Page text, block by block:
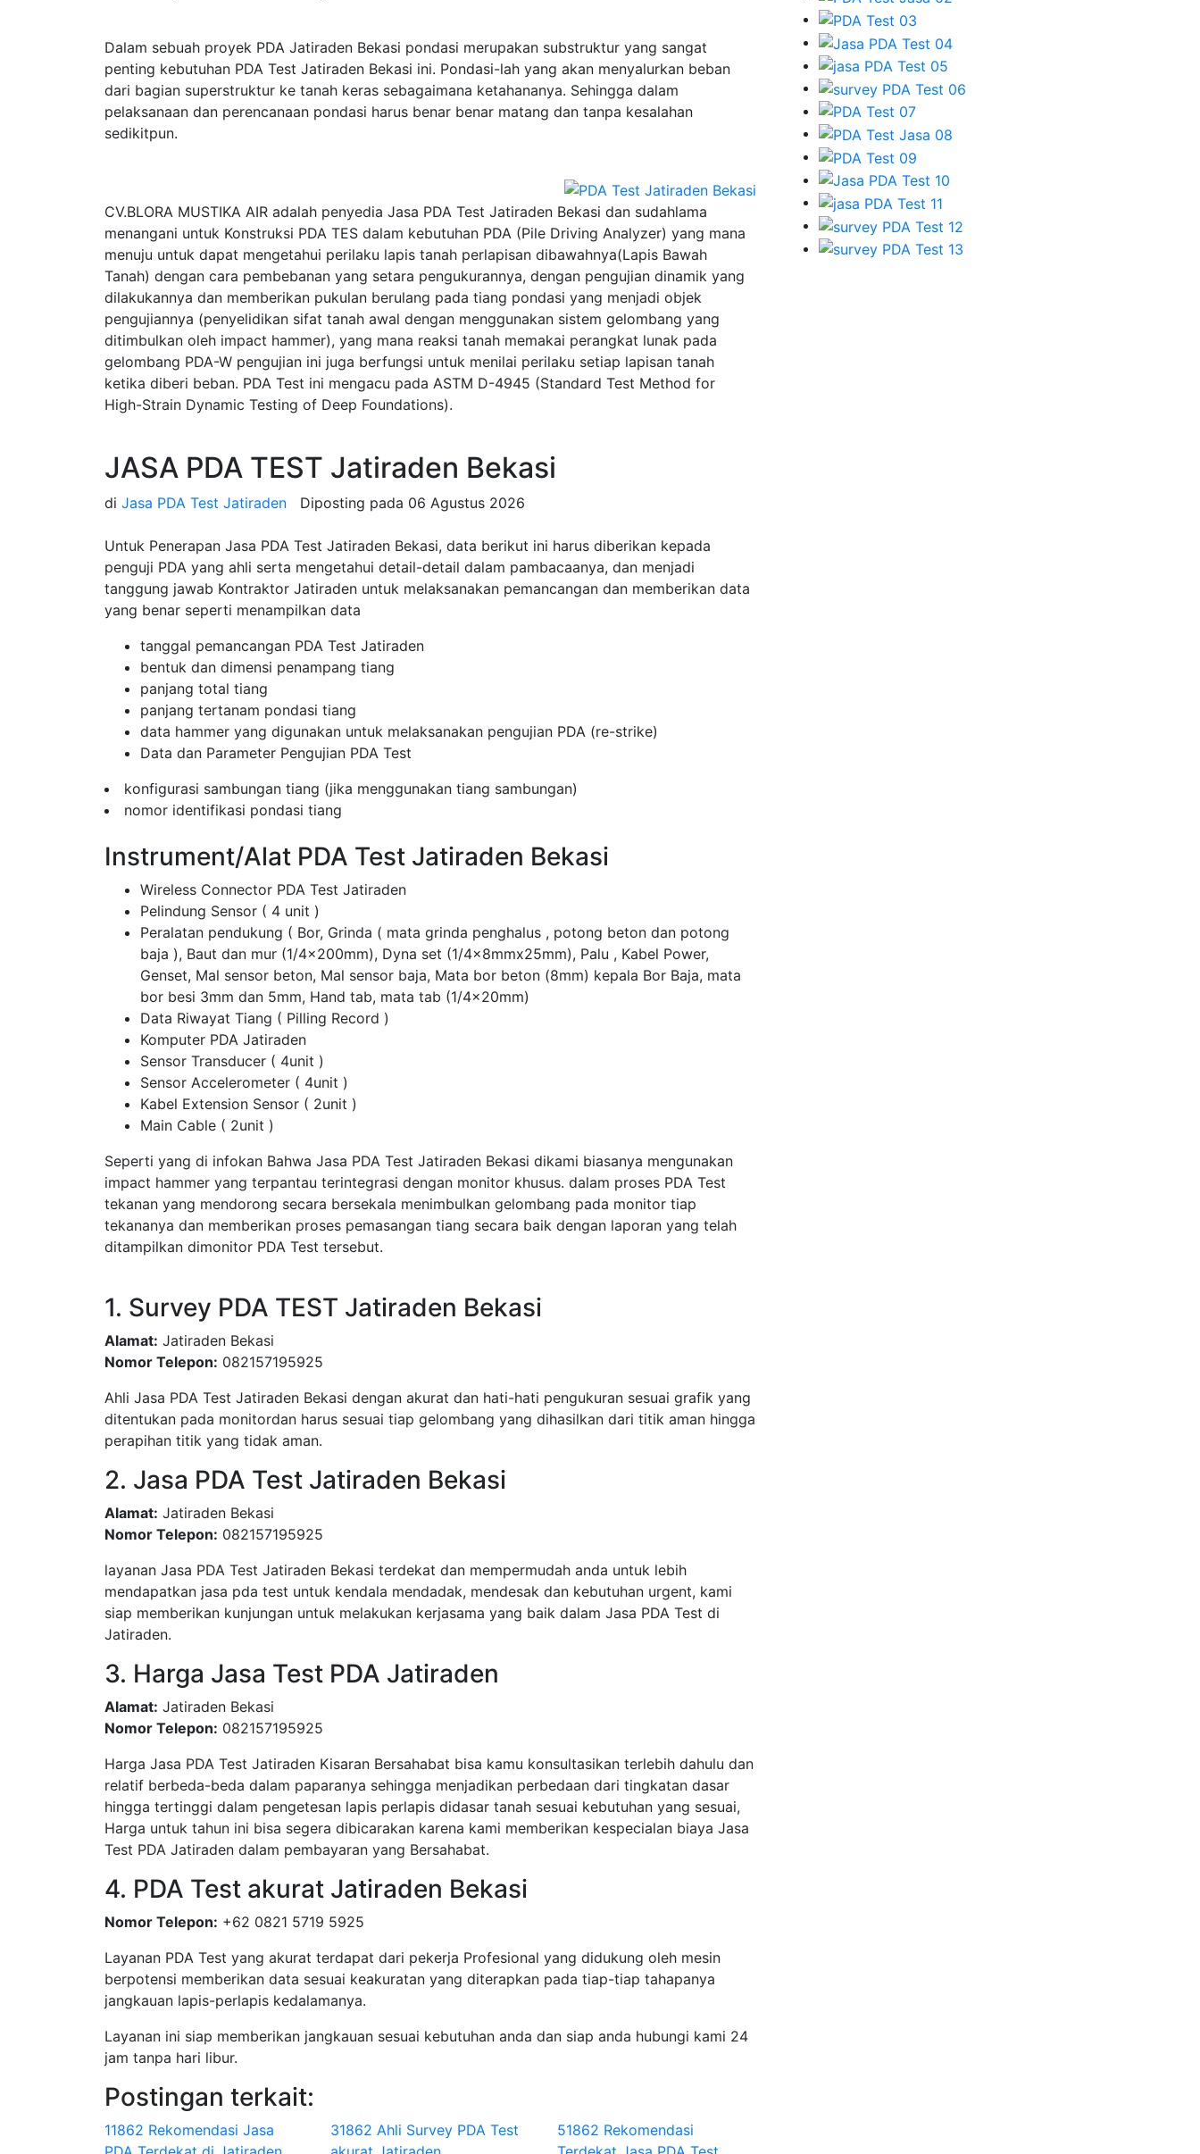
Dalam sebuah proyek PDA Jatiraden Bekasi pondasi merupakan substruktur yang sangat
penting kebutuhan PDA Test Jatiraden Bekasi ini. Pondasi-lah yang akan menyalurkan beban
dari bagian superstruktur ke tanah keras sebagaimana ketahananya. Sehingga dalam
pelaksanaan dan perencanaan pondasi harus benar benar matang dan tanpa kesalahan
sedikitpun.
CV.BLORA MUSTIKA AIR adalah penyedia Jasa PDA Test Jatiraden Bekasi dan sudahlama
menangani untuk Konstruksi PDA TES dalam kebutuhan PDA (Pile Driving Analyzer) yang mana
menuju untuk dapat mengetahui perilaku lapis tanah perlapisan dibawahnya(Lapis Bawah
Tanah) dengan cara pembebanan yang setara pengukurannya, dengan pengujian dinamik yang
dilakukannya dan memberikan pukulan berulang pada tiang pondasi yang menjadi objek
pengujiannya (penyelidikan sifat tanah awal dengan menggunakan sistem gelombang yang
ditimbulkan oleh impact hammer), yang mana reaksi tanah memakai perangkat lunak pada
gelombang PDA-W pengujian ini juga berfungsi untuk menilai perilaku setiap lapisan tanah
ketika diberi beban. PDA Test ini mengacu pada ASTM D-4945 (Standard Test Method for
High-Strain Dynamic Testing of Deep Foundations).
JASA PDA TEST Jatiraden Bekasi
di Jasa PDA Test Jatiraden Diposting pada 06 Agustus 2026
Untuk Penerapan Jasa PDA Test Jatiraden Bekasi, data berikut ini harus diberikan kepada
penguji PDA yang ahli serta mengetahui detail-detail dalam pambacaanya, dan menjadi
tanggung jawab Kontraktor Jatiraden untuk melaksanakan pemancangan dan memberikan data
yang benar seperti menampilkan data
tanggal pemancangan PDA Test Jatiraden
bentuk dan dimensi penampang tiang
panjang total tiang
panjang tertanam pondasi tiang
data hammer yang digunakan untuk melaksanakan pengujian PDA (re-strike)
Data dan Parameter Pengujian PDA Test
konfigurasi sambungan tiang (jika menggunakan tiang sambungan)
nomor identifikasi pondasi tiang
Instrument/Alat PDA Test Jatiraden Bekasi
Wireless Connector PDA Test Jatiraden
Pelindung Sensor ( 4 unit )
Peralatan pendukung ( Bor, Grinda ( mata grinda penghalus , potong beton dan potong
baja ), Baut dan mur (1/4x200mm), Dyna set (1/4x8mmx25mm), Palu , Kabel Power,
Genset, Mal sensor beton, Mal sensor baja, Mata bor beton (8mm) kepala Bor Baja, mata
bor besi 3mm dan 5mm, Hand tab, mata tab (1/4x20mm)
Data Riwayat Tiang ( Pilling Record )
Komputer PDA Jatiraden
Sensor Transducer ( 4unit )
Sensor Accelerometer ( 4unit )
Kabel Extension Sensor ( 2unit )
Main Cable ( 2unit )
Seperti yang di infokan Bahwa Jasa PDA Test Jatiraden Bekasi dikami biasanya mengunakan
impact hammer yang terpantau terintegrasi dengan monitor khusus. dalam proses PDA Test
tekanan yang mendorong secara bersekala menimbulkan gelombang pada monitor tiap
tekananya dan memberikan proses pemasangan tiang secara baik dengan laporan yang telah
ditampilkan dimonitor PDA Test tersebut.
1. Survey PDA TEST Jatiraden Bekasi
Alamat: Jatiraden Bekasi
Nomor Telepon: 082157195925
Ahli Jasa PDA Test Jatiraden Bekasi dengan akurat dan hati-hati pengukuran sesuai grafik yang
ditentukan pada monitordan harus sesuai tiap gelombang yang dihasilkan dari titik aman hingga
perapihan titik yang tidak aman.
2. Jasa PDA Test Jatiraden Bekasi
Alamat: Jatiraden Bekasi
Nomor Telepon: 082157195925
layanan Jasa PDA Test Jatiraden Bekasi terdekat dan mempermudah anda untuk lebih
mendapatkan jasa pda test untuk kendala mendadak, mendesak dan kebutuhan urgent, kami
siap memberikan kunjungan untuk melakukan kerjasama yang baik dalam Jasa PDA Test di
Jatiraden.
3. Harga Jasa Test PDA Jatiraden
Alamat: Jatiraden Bekasi
Nomor Telepon: 082157195925
Harga Jasa PDA Test Jatiraden Kisaran Bersahabat bisa kamu konsultasikan terlebih dahulu dan
relatif berbeda-beda dalam paparanya sehingga menjadikan perbedaan dari tingkatan dasar
hingga tertinggi dalam pengetesan lapis perlapis didasar tanah sesuai kebutuhan yang sesuai,
Harga untuk tahun ini bisa segera dibicarakan karena kami memberikan kespecialan biaya Jasa
Test PDA Jatiraden dalam pembayaran yang Bersahabat.
4. PDA Test akurat Jatiraden Bekasi
Nomor Telepon: +62 0821 5719 5925
Layanan PDA Test yang akurat terdapat dari pekerja Profesional yang didukung oleh mesin
berpotensi memberikan data sesuai keakuratan yang diterapkan pada tiap-tiap tahapanya
jangkauan lapis-perlapis kedalamanya.
Layanan ini siap memberikan jangkauan sesuai kebutuhan anda dan siap anda hubungi kami 24
jam tanpa hari libur.
Postingan terkait:
11862 Rekomendasi Jasa
31862 Ahli Survey PDA Test
51862 Rekomendasi